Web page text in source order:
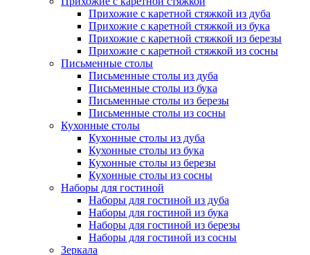
Прихожие с каретной стяжкой из дуба
Прихожие с каретной стяжкой из бука
Прихожие с каретной стяжкой из березы
Прихожие с каретной стяжкой из сосны
Письменные столы
Письменные столы из дуба
Письменные столы из бука
Письменные столы из березы
Письменные столы из сосны
Кухонные столы
Кухонные столы из дуба
Кухонные столы из бука
Кухонные столы из березы
Кухонные столы из сосны
Наборы для гостиной
Наборы для гостиной из дуба
Наборы для гостиной из бука
Наборы для гостиной из березы
Наборы для гостиной из сосны
Зеркала